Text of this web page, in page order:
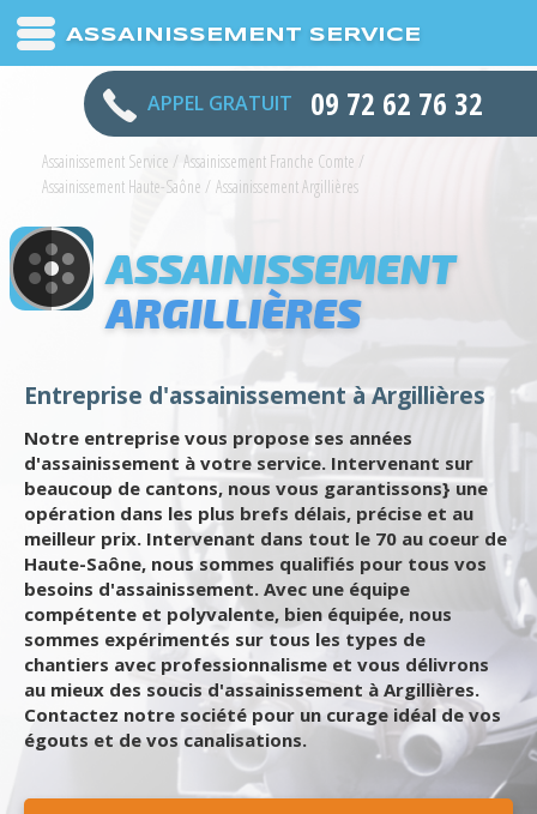
ASSAINISSEMENT SERVICE
APPEL GRATUIT 09 72 62 76 32
Assainissement Service / Assainissement Franche Comte /
Assainissement Haute-Saône / Assainissement Argillières
ASSAINISSEMENT
ARGILLIÈRES
Entreprise d'assainissement à Argillières
Notre entreprise vous propose ses années
d'assainissement à votre service. Intervenant sur
beaucoup de cantons, nous vous garantissons} une
opération dans les plus brefs délais, précise et au
meilleur prix. Intervenant dans tout le 70 au coeur de
Haute-Saône, nous sommes qualifiés pour tous vos
besoins d'assainissement. Avec une équipe
compétente et polyvalente, bien équipée, nous
sommes expérimentés sur tous les types de
chantiers avec professionnalisme et vous délivrons
au mieux des soucis d'assainissement à Argillières.
Contactez notre société pour un curage idéal de vos
égouts et de vos canalisations.